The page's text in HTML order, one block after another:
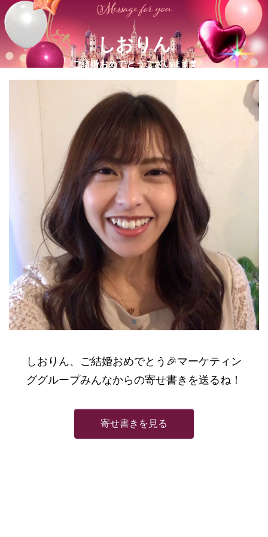
しおりん
ご結婚おめでとうございます❣️
しおりん、ご結婚おめでとう🎉マーケティン
ググループみんなからの寄せ書きを送るね！
寄せ書きを見る